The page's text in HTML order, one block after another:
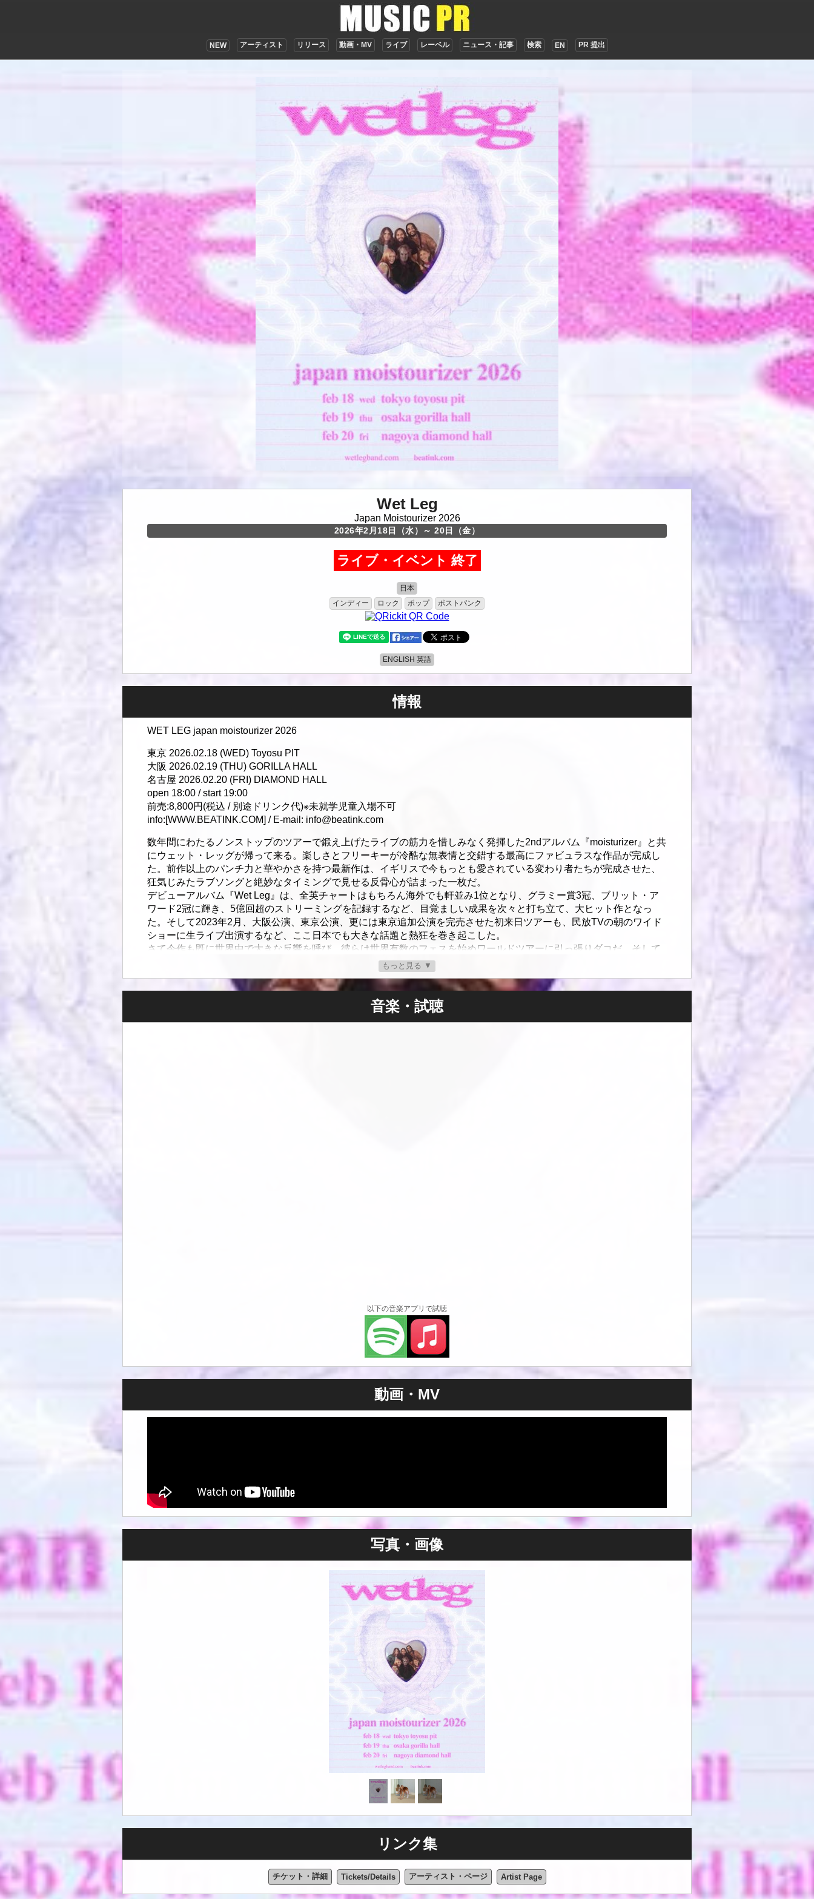
NEW アーティスト リリース 動画・MV ライブ レーベル ニュース・記事 検索 EN PR 提出
Wet Leg
Japan Moistourizer 2026
2026年2月18日（水）～ 20日（金）
ライブ・イベント 終了
日本
インディー
ロック ポップ ポストパンク
ENGLISH 英語
情報
WET LEG japan moistourizer 2026
東京 2026.02.18 (WED) Toyosu PIT
大阪 2026.02.19 (THU) GORILLA HALL
名古屋 2026.02.20 (FRI) DIAMOND HALL
open 18:00 / start 19:00
前売:8,800円(税込 / 別途ドリンク代)※未就学児童入場不可
info:[WWW.BEATINK.COM] / E-mail: info@beatink.com
数年間にわたるノンストップのツアーで鍛え上げたライブの筋力を惜しみなく発揮した2ndアルバム『moisturizer』と共
にウェット・レッグが帰って来る。楽しさとフリーキーが冷酷な無表情と交錯する最高にファビュラスな作品が完成し
た。前作以上のパンチ力と華やかさを持つ最新作は、イギリスで今もっとも愛されている変わり者たちが完成させた、
狂気じみたラブソングと絶妙なタイミングで見せる反骨心が詰まった一枚だ。
デビューアルバム『Wet Leg』は、全英チャートはもちろん海外でも軒並み1位となり、グラミー賞3冠、ブリット・ア
ワード2冠に輝き、5億回超のストリーミングを記録するなど、目覚ましい成果を次々と打ち立て、大ヒット作となっ
た。そして2023年2月、大阪公演、東京公演、更には東京追加公演を完売させた初来日ツアーも、民放TVの朝のワイド
ショーに生ライブ出演するなど、ここ日本でも大きな話題と熱狂を巻き起こした。
さて今作も既に世界中で大きな反響を呼び、彼らは世界有数のフェスを始めワールドツアーに引っ張りダコだ。そして
日本にもウェット・レッグは戻って来る!研ぎ澄まされた最高のライブ・パフォーマンス、チケットの確保はお早めに!
前売:8,800円 (税込 / 別途1ドリンク代 / オールスタンディング) ※未就学児童入場不可
もっと見る ▼
音楽・試聴
以下の音楽アプリで試聴
動画・MV
写真・画像
リンク集
チケット・詳細 Tickets/Details アーティスト・ページ Artist Page